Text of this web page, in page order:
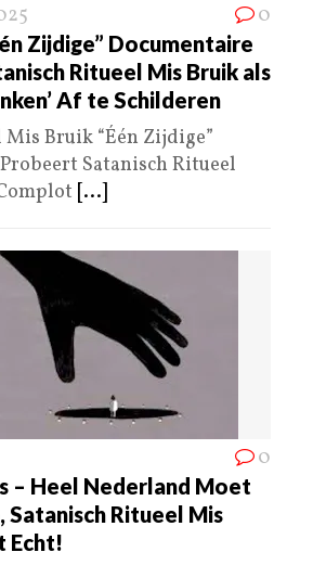
0
Zijdige” Documentaire
Ritueel Mis Bruik als
Af te Schilderen
Bruik “Één Zijdige”
Satanisch Ritueel
[...]
0
– Heel Nederland Moet
Ritueel Mis
Echt!